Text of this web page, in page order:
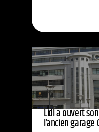
Lidl a ouvert
l’ancien garage